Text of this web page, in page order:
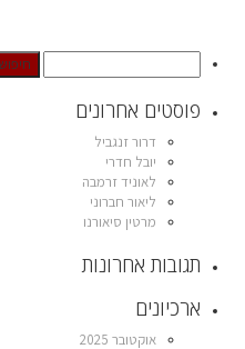
פוסטים אחרונים
דרור זנגביל
יובל חדרי
לאוניד זרמבה
ליאור חברוני
מרטין סיאורנו
תגובות אחרונות
ארכיונים
אוקטובר 2025